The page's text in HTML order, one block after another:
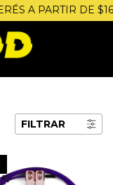
A PARTIR DE
FILTRAR